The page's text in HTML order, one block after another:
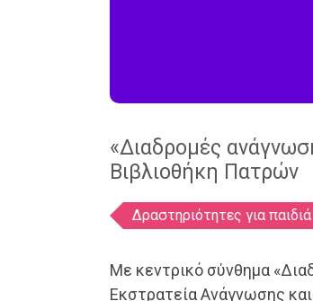
«Διαδρομές
Βιβλιοθήκη Πατρών
Ετικέτες
Δραστηριότητες για παιδιά
Με κεντρικό σύνθημα
Εκστρατεία Ανάγνωσης